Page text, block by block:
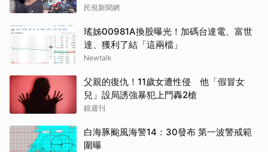
民視新聞網
瑤姊00981A換股曝光！加碼台達電、富世
達、獲利了結「這兩檔」
Newtalk
父親的復仇！11歲女遭性侵 他「假冒女
兒」設局誘強暴犯上門轟2槍
鏡週刊
白海豚颱風海警14：30發布 第一波警戒範
圍曝